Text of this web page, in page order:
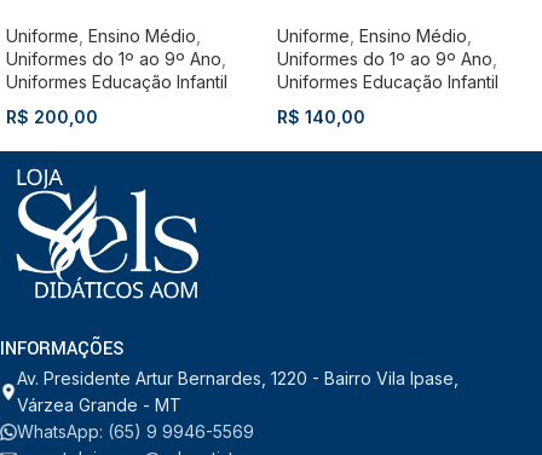
Uniforme Ensino Médio
Uniformes do 1º ao 9º Ano
Uniformes Educação Infantil
R$ 200,00
Uniforme Ensino Médio
Uniformes do 1º ao 9º Ano
Uniformes Educação Infantil
R$ 140,00
INFORMAÇÕES
Av. Presidente Artur Bernardes, 1220 - Bairro Vila Ipase,
Várzea Grande - MT
WhatsApp: (65) 9 9946-5569